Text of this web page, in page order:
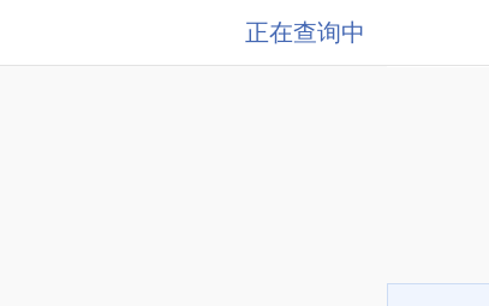
正在查询中